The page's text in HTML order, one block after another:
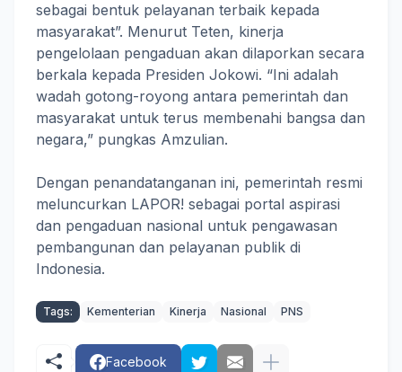
sebagai bentuk pelayanan terbaik kepada
masyarakat”. Menurut Teten, kinerja
pengelolaan pengaduan akan dilaporkan secara
berkala kepada Presiden Jokowi. “Ini adalah
wadah gotong-royong antara pemerintah dan
masyarakat untuk terus membenahi bangsa dan
negara,” pungkas Amzulian.
Dengan penandatanganan ini, pemerintah resmi
meluncurkan LAPOR! sebagai portal aspirasi
dan pengaduan nasional untuk pengawasan
pembangunan dan pelayanan publik di
Indonesia.
Tags: Kementerian Kinerja Nasional PNS
Facebook